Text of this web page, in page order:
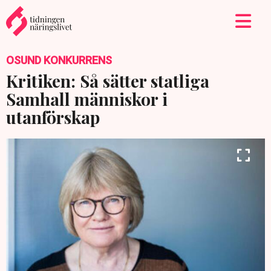
OSUND KONKURRENS
Kritiken: Så sätter statliga
Samhall människor i
utanförskap